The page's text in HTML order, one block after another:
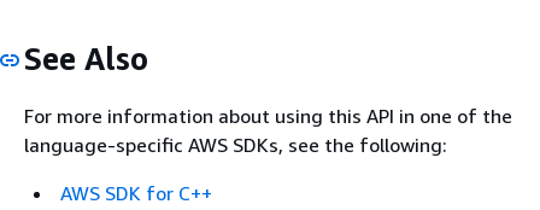
See Also
For more information about using this API in one of the
language-specific AWS SDKs, see the following:
AWS SDK for C++